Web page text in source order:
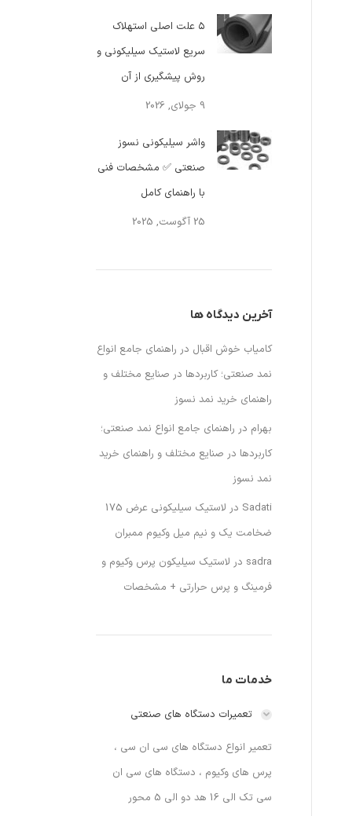
۵ علت اصلی استهلاک
سریع لاستیک سیلیکونی و
روش پیشگیری از آن
9 جولای, 2026
واشر سیلیکونی نسوز
صنعتی ✅ مشخصات فنی
با راهنمای کامل
25 آگوست, 2025
آخرین دیدگاه ها
کامیاب خوش اقبال در راهنمای جامع انواع
نمد صنعتی؛ کاربردها در صنایع مختلف و
راهنمای خرید نمد نسوز
بهرام در راهنمای جامع انواع نمد صنعتی؛
کاربردها در صنایع مختلف و راهنمای خرید
نمد نسوز
Sadati در
لاستیک سیلیکونی عرض 175
ضخامت یک و نیم میل وکیوم ممبران
sadra در لاستیک سیلیکون پرس وکیوم و
فرمینگ و پرس حرارتی + مشخصات
خدمات ما
تعمیرات دستگاه های صنعتی
تعمیر انواع دستگاه های سی ان سی ،
پرس های وکیوم ، دستگاه های سی ان
سی تک الی 16 هد دو الی 5 محور